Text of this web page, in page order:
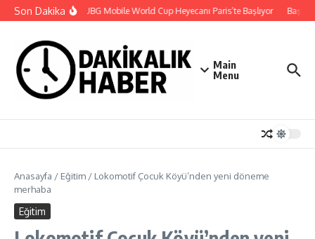
İçeriğe atla
Son Dakika2026 PUBG Mobile World Cup Heyecanı Paris’te Başlıyor
Main
Menu
Anasayfa / Eğitim / Lokomotif Çocuk Köyü’nden yeni döneme
merhaba
Eğitim